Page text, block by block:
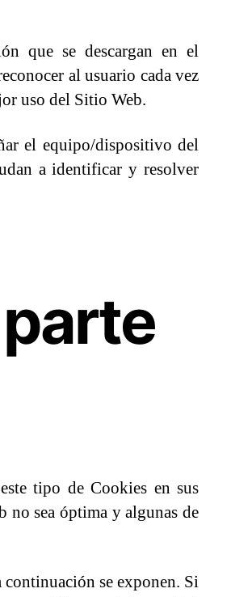
que se descargan en el
al usuario cada vez
uso del Sitio Web.
el equipo/dispositivo del
a identificar y resolver
tipo de Cookies en sus
no sea óptima y algunas de
continuación se exponen. Si